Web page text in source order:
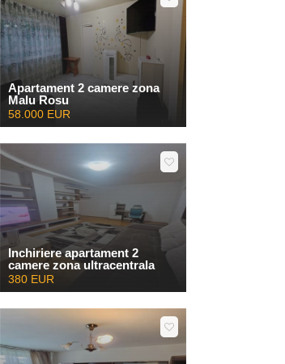
Apartament 2 camere zona
Malu Rosu
58.000 EUR
Inchiriere apartament 2
camere zona ultracentrala
380 EUR